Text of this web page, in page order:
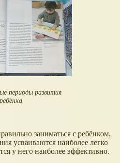
периоды развития
ребёнка.
заниматься с ребёнком,
усваиваются наиболее легко
у него наиболее эффективно.